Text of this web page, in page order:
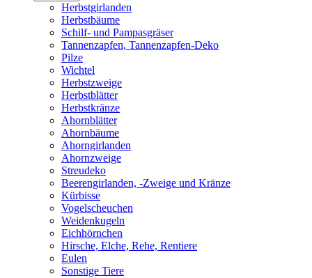
Herbstgirlanden
Herbstbäume
Schilf- und Pampasgräser
Tannenzapfen, Tannenzapfen-Deko
Pilze
Wichtel
Herbstzweige
Herbstblätter
Herbstkränze
Ahornblätter
Ahornbäume
Ahorngirlanden
Ahornzweige
Streudeko
Beerengirlanden, -Zweige und Kränze
Kürbisse
Vogelscheuchen
Weidenkugeln
Eichhörnchen
Hirsche, Elche, Rehe, Rentiere
Eulen
Sonstige Tiere